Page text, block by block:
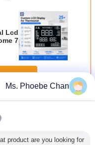
Lcd
7
أكثرVA شاشة LCD
Ms. Phoebe Chan
product are you looking for?